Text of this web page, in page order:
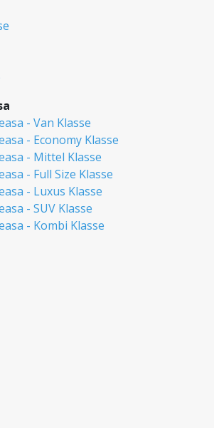
- Van Klasse
- Economy Klasse
- Mittel Klasse
- Full Size Klasse
- Luxus Klasse
- SUV Klasse
- Kombi Klasse